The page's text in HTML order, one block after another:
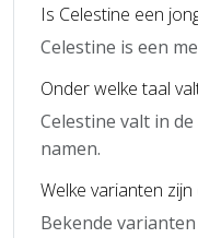
Is Celestine een
Celestine is een
Onder welke taal
Celestine valt in
namen.
Welke varianten
Bekende